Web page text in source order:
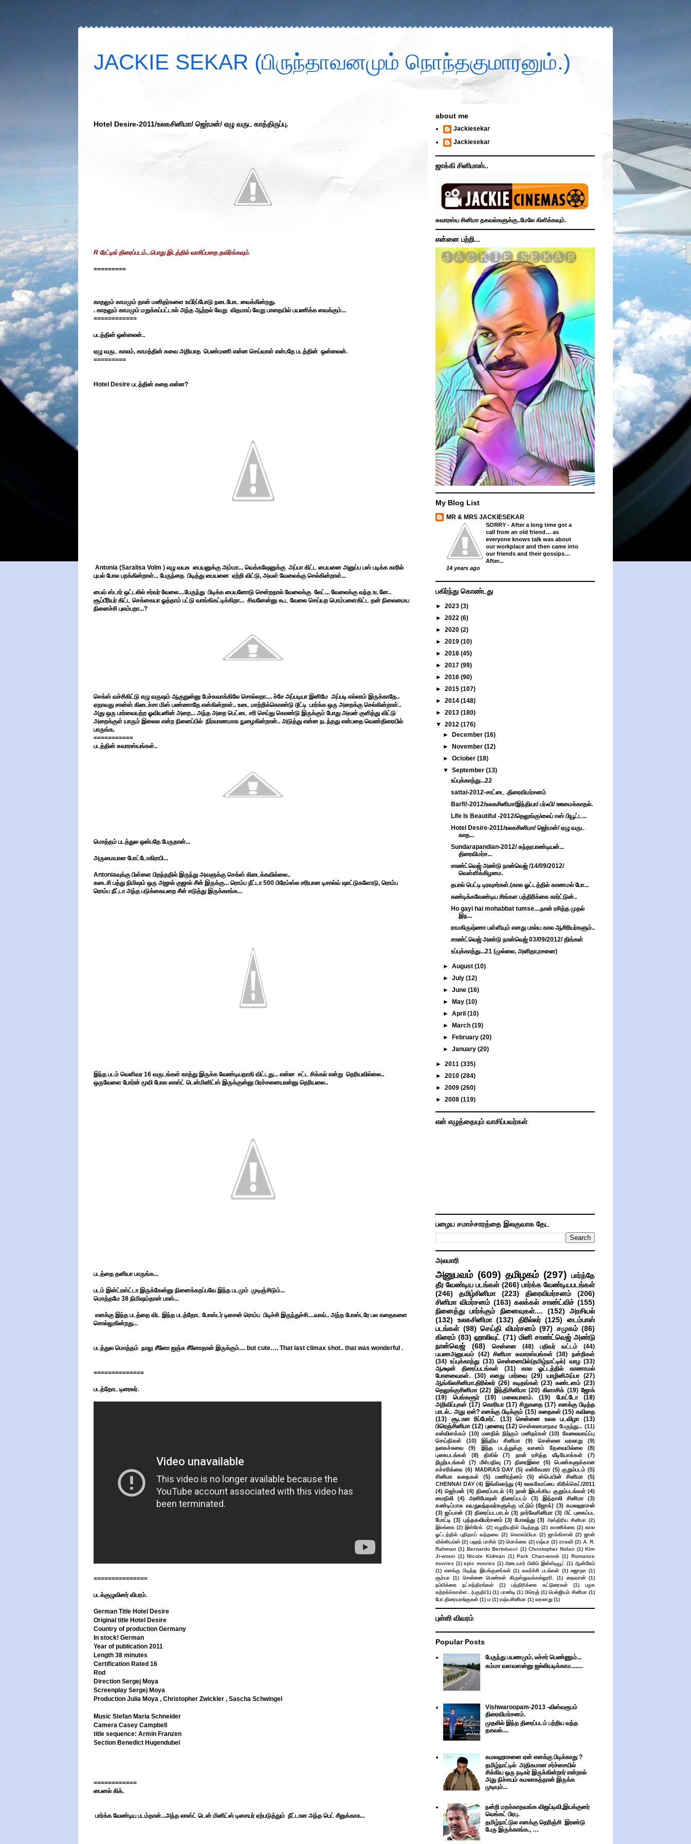
JACKIE SEKAR (பிருந்தாவனமும் நொந்தகுமாரனும்.)
Hotel Desire-2011/உலகசினிமா/ ஜெர்மன்/ ஏழு வருட காத்திருப்பு.
R ரேட்டிங் திரைப்படம்...பொது இடத்தில் வாசிப்பதை தவிர்க்கவும்.
=========
காதலும் காமமும் தான் மனிதர்களை உயிர்ப்போடு நடைபோட வைக்கின்றது.
. காதலும் காமமும் மறுக்கப்பட்டால் அந்த ஆற்றல் வேறு விதமாய் வேறு பாதையில் பயணிக்க வைக்கும்...
============
படத்தின் ஒன்லைன்..
ஏழு வருட காலம், காமத்தின் சுவை அறியாத பெண்மணி என்ன செய்வாள் என்பதே படத்தின் ஒன்லைன்.
=========
Hotel Desire படத்தின் கதை என்ன?
Antonia (Saralisa Volm ) எழு வயசு பையனுக்கு அம்மா... வெக்கஷேனுக்கு அப்பா கிட்ட பையனை அனுப்ப பஸ் படிக்க காரில்
புயல் போல பறக்கின்றாள்... பேருந்தை பிடித்து பையனை ஏற்றி விட்டு, அவள் வேலைக்கு செல்கின்றாள்...
பைவ் ஸ்டார் ஒட்டலில் சர்வர் வேலை....பேருந்து பிடிக்க பையனோடு சென்றதால் வேலைக்கு லேட்... வேலைக்கு வந்த உடனே..
சூப்பீரியர் கிட்ட செக்கையா ஓத்தாம் பட்டு வாங்கிகட்டிக்கிறா... சிவனேன்னு கூட வேலை செய்யற பொம்பளைகிட்ட தன் நிலைமைய
நினைச்சி புலம்பறா...?
செக்ஸ் வச்சிகிட்டு எழு வருஷம் ஆகுதுன்னு பேச்சுவாக்கிலே சொல்லறா.... ச்சே அப்படியா இனிமே அப்படி எல்லாம் இருக்காதே..
ஏதாவது சான்ஸ் கிடைச்சா மிஸ் பண்ணாதே என்கின்றாள்.. உடை மாற்றிக்கொண்டு டூட்டி பார்க்க ஒரு அறைக்கு செல்கின்றாள்..
அது ஒரு பார்வையற்ற ஓவியனின் அறை... அந்த அறை பெட்டை சரி செய்து கொண்டு இருக்கும் போது அவன் குளித்து விட்டு
அறைக்குள் யாரும் இலைல என்ற நினைப்பில் நிர்வாணமாக நுழைகின்றான்.. அடுத்து என்ன நடந்தது என்பதை வெண்திரையில்
பாருங்க.
===========
படத்தின் சுவாரஸ்யங்கள்..
மொத்தம் படத்துல ஒன்பதே பேருதான்...
அருமையான போட்டோகிராபி...
Antoniaவுக்கு பிள்ளை பிறந்ததில் இருந்து அவளுக்கு செக்ஸ் கிடைக்கவில்லை..
கடைசி பத்து நிமிஷம் ஒரு அஜால் குஜால் சீன் இருக்கு... ரொம்ப நீட்டா 500 பிரேம்ஸ்ல சரியான டிசால்வ் ஷாட்டுகளோடு, ரொம்ப
ரொம்ப நீட்டா அந்த படுக்கையறை சீன் எடுத்து இருக்காங்க...
இந்த படம் வெளிவர 16 வருடங்கள் காத்து இருக்க வேண்டியதாகி விட்டது... என்ன சட்ட சிக்கல் என்று தெரியவில்லை..
ஒருவேளை போர்ன் மூவி போல லாஸ்ட் டென்மினிட்ஸ் இருக்குன்னு பிரச்சனையான்னு தெரியலை..
படத்தை தனியா பாருங்க...
படம் இன்ட்ரஸ்ட்டா இருக்கேன்னு நினைக்கறப்பவே இந்த படமும் முடிஞ்சிடும்...
மொத்தமே 38 நிமிஷம்தான் பாஸ்...
எனக்கு இந்த படத்தை விட இந்த படத்தோட போஸ்டர் டிசைன் ரொம்ப பிடிச்சி இருந்துச்சி....வாவ்.. அந்த போஸ்டரே பல கதைகளை
சொல்லுகின்றது...
படத்துல மொத்தம் நாலு சீனோ ஐஞ்சு சீனோதான் இருக்கும்.... but cute…. That last climax shot.. that was wonderful .
==============
படத்தோட டிரைலர்.
===============
படக்குழுவினர் விபரம்.
German Title Hotel Desire
Original title Hotel Desire
Country of production Germany
In stock! German
Year of publication 2011
Length 38 minutes
Certification Rated 16
Rod
Direction Sergej Moya
Screenplay Sergej Moya
Production Julia Moya , Christopher Zwickler , Sascha Schwingel
Music Stefan Maria Schneider
Camera Casey Campbell
title sequence: Armin Franzen
Section Benedict Hugendubel
============
பைனல் கிக்.
பார்க்க வேண்டிய படம்தான்...அந்த லாஸ்ட் டென் மினிட்ஸ் டிசையர் ஏற்படுத்தும் நீட்டான அந்த பெட் சீனுக்காக...
about me
Jackiesekar
Jackiesekar
ஜாக்கி சினிமாஸ்..
சுவாரஸ்ய சினிமா தகவல்களுக்கு..மேலே கிளிக்கவும்.
என்னை பற்றி...
My Blog List
MR & MRS JACKIESEKAR
SORRY - After a long time got a
call from an old friend… as
everyone knows talk was about
our workplace and then came into
our friends and their gossips…
After...
14 years ago
பகிர்ந்து கொண்டது
► 2023 (3)
► 2022 (6)
► 2020 (2)
► 2019 (10)
► 2018 (45)
► 2017 (99)
► 2016 (90)
► 2015 (107)
► 2014 (148)
► 2013 (180)
▼ 2012 (176)
►
December(16)
►
November(12)
►October(18)
▼September(13)
உப்புக்காத்து...22
sattai-2012-சாட்டை .திரைவிமர்சனம்
Barfi!-2012/உலகசினிமா/இந்தியா/ பர்ஃபி/ ஊமைக்காதல்.
Life Is Beautiful -2012/தெலுங்கு/லைப் ஈஸ் பியூட்ட...
Hotel Desire-2011/உலகசினிமா/ ஜெர்மன்/ ஏழு வருட
காத...
Sundarapandian-2012/ சுந்தரபாண்டியன்...
திரைவிமர்ச...
சாண்ட்வெஜ் அண்டு நான்வெஜ் /14/09/2012/
வெள்ளிக்கிழமை.
தபால் பெட்டி டிரவுசர்கள்.(கால ஓட்டத்தில் காணமல் போ...
கண்டிக்கவேண்டிய சிங்கள பத்திரிக்கை கார்ட்டுன்..
Ho gayi hai mohabbat tumse....நான் ரசித்த முதல்
இந...
ராமகிருஷ்ணா பள்ளியும் எனது பால்ய கால ஆசிரியர்களும்..
சாண்ட்வெஜ் அண்டு நான்வெஜ் 03/09/2012/ திங்கள்
உப்புக்காத்து...21 (முல்லை, அனிதா,ரசனை)
►August(10)
►July(12)
►June(16)
►
May(10)
►April(10)
►
March(19)
►
February(20)
►January(20)
► 2011 (335)
► 2010 (284)
► 2009 (260)
► 2008 (119)
என் எழுத்தையும் வாசிப்பவர்கள்
பழைய சமாச்சாரத்தை இலகுவாக தேட
அலமாரி
அனுபவம் (609) தமிழகம் (297) பார்த்தே
தீர வேண்டிய படங்கள் (266) பார்க்க வேண்டியபடங்கள்
(246)
தமிழ்சினிமா (223) திரைவிமர்சனம்
(206)
சினிமா விமர்சனம் (163) கலக்கல் சாண்ட்விச் (155)
நினைத்து பார்க்கும் நினைவுகள்....
(152)
அரசியல்
(132)
உலகசினிமா (132) திரில்லர் (125)
டைம்பாஸ்
படங்கள் (98) செய்தி விமர்சனம் (97) சமுகம் (86)
கிரைம் (83) ஹாலிவுட் (71) மினி சாண்ட்வெஜ் அண்டு
நான்வெஜ்
(68) சென்னை (48) பதிவர் வட்டம்
(44)
பயணஅனுபவம் (42) சினிமா சுவாரஸ்யங்கள் (38) நன்றிகள்
(34) உப்புக்காத்து (33) சென்னையில்(தமிழ்நாட்டில்) வாழ (33)
ஆக்ஷன் திரைப்படங்கள்
(31)
கால ஓட்டத்தில் காணாமல்
போனவைகள். (30) எனது பார்வை (29) யாழினிஅப்பா (27)
ஆங்கிலசினிமா.திரில்லர் (26) கடிதங்கள் (23) கண்டனம் (23)
தெலுங்குசினிமா (22) இந்திசினிமா (20) கிளாசிக் (19) ஜோக்
(19)
பெங்களூர் (19) மலையாளம். (19) போட்டோ
(18)
அறிவிப்புகள் (17) கொரியா (17) சிறுகதை (17) எனக்கு பிடித்த
பாடல்.. அது ஏன்? எனக்கு பிடிக்கும் (15) கதைகள் (15) கவிதை
(13)
சூடான ரிப்போர்ட் (13) சென்னை உலக படவிழா
(13)
பிரெஞ்சினிமா (12) புனைவு (12) சென்னைமாநகர பேருந்து... (11)
என்விளக்கம் (10) மனதில் நிற்கும் மனிதர்கள் (10) வேலைவாய்ப்பு
செய்திகள்
(10) இந்திய சினிமா (9) சென்னை வரலாறு
(9)
நகைச்சுவை
(9) இந்த படத்துக்கு வசனம் தேவையில்லை
(8)
புகைபடங்கள்
(8) திகில் (7) நான் ரசித்த வீடியோக்கள்
(7)
நிழற்படங்கள் (7) மீள்பதிவு (7) திரைஇசை (6)
பெண்களுக்கான
எச்சரிக்கை (6) MADRAS DAY (5) என்கேமரா (5) குறும்படம் (5)
சினிமா கதைகள்
(5) மணிரத்னம் (5) ஸ்பெயின் சினிமா
(5)
CHENNAI DAY (4) இங்கிலாந்து (4) உலககோப்பை கிரிக்கெட்/2011
(4) ஜெர்மன் (4) திரைப்பாடல் (4) நான் இயக்கிய குறும்படங்கள் (4)
மைதிலி
(4) அனிமேஷன் திரைப்படம் (3) இத்தாலி சினிமா
(3)
கண்டிப்பாக வயதுவந்தவர்களுக்கு மட்டும் (ஜோக்) (3) கமலஹாசன்
(3) ஜப்பான் (3) திரைப்படபாடல் (3) நார்வேசினிமா (3) பிட் புகைப்பட
போட்டி (3) புத்தகவிமர்சனம் (3) போலந்து (3) அஸ்திரிய சினிமா (2)
இலங்கை (2) இஸ்ரேல். (2) எழுதியதில் பிடித்தது (2) காணிக்கை (2) கால
ஓட்டத்தில் புதிதாய் வந்தவை (2) கொலம்பியா (2) ஜாக்கிசான் (2) ஜான்
வில்லியம்ஸ் (2) பஹத் பாசில் (2) மொக்கை (2) ரஷ்யா (2) ராகவி (2) A. R.
Rahman (1) Bernardo Bertolucci (1) Christopher Nolan (1) Kim
Ji-woon (1) Nicole Kidman (1) Park Chan-wook (1) Romance
movies (1) epic movies (1) அடையார் பிலிம் இன்ஸ்டியூட் (1) ஆன்மீகம்
(1) எனக்கு பிடித்த இயக்குனர்கள் (1) கவர்ச்சி படங்கள் (1) சுஜாதா (1)
சூர்யா (1) சென்னை பெண்கள் கிருஸ்துவக்கல்லூரி. (1) தைவான் (1)
நம்பிக்கை நட்சத்திரங்கள்
(1) பத்திரிக்கை கட்டுரைகள் (1)
பழக
கற்றக்கொள்ள...(பகுதி/1) (1) பாண்டி (1) பிரெஞ் (1) பெல்ஜியம் சினிமா (1)
போ.திரையரங்குகள் (1) ம (1) ரஷ்யசினிமா (1) வரலாறு (1)
புள்ளி விவரம்
Popular Posts
பேருந்து பயணமும், டீச்சர் பெண்ணும்...
சும்மா வளவளன்னு ஜல்லியடிக்காம........
Vishwaroopam-2013 -விஸ்வரூபம்
திரைவிமர்சனம்.
முதலில் இந்த திரைப்படம் பற்றிய வந்த
தகவல்....
கமலஹாசனை ஏன் எனக்கு பிடிக்காது ?
தமிழ்நாட்டில் அதிகமான சர்ச்சையில்
சிக்கிய ஒரு நடிகர் இருக்கின்றார் என்றால்
அது நிச்சயம் கமலாகத்தான் இருக்க
முடியும்...
நன்றி மறக்காதவங்க விஜய்டிவி,இயக்குனர்
வெங்கட் பிரபு.
தமிழ்நாட்டுல எனக்கு தெரிஞ்சி இரண்டு
பேரு இருக்காங்க., …